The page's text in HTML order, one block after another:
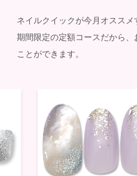
ネイルクイックが今月オススメ
期間限定の定額コースだから
ことができます。